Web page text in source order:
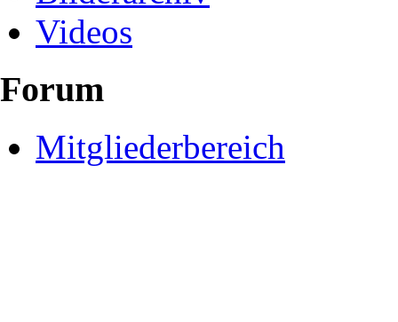
Videos
Forum
Mitgliederbereich